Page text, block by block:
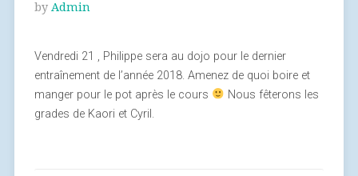
by Admin
Vendredi 21 , Philippe sera au dojo pour le dernier
entraînement de l’année 2018. Amenez de quoi boire et
manger pour le pot après le cours
Nous fêterons les
grades de Kaori et Cyril.